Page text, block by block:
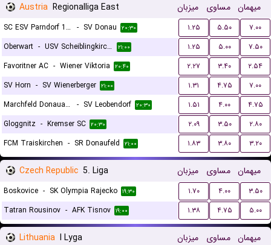
Austria Regionalliga East میزبان مساوی میهمان
SC ESV Parndorf 1919 - SV Donau ۲۰:۳۰ ۱.۲۵ ۵.۵۰
۷.۰۰
Oberwart - USV Scheiblingkirchen ۲۱:۰۰ ۱.۲۵ ۵.۰۰
۷.۵۰
Favoritner AC - Wiener Viktoria ۲۰:۴۰ ۲.۲۷ ۳.۴۰
۲.۵۴
SV Horn - SV Wienerberger ۲۱:۰۰ ۱.۳۱ ۴.۷۵
۷.۰۰
Marchfeld Donauauen
- SV Leobendorf ۲۰:۳۰ ۱.۵۱ ۴.۰۰
۴.۷۵
Gloggnitz - Kremser SC ۲۰:۳۰ ۲.۰۹ ۳.۵۰
۲.۸۰
FCM Traiskirchen - SR Donaufeld ۲۱:۰۰ ۱.۸۳ ۳.۸۰ ۳.۲۰
Czech Republic 5. Liga میزبان مساوی میهمان
Boskovice - SK Olympia Rajecko ۱۹:۳۰ ۱.۷۰ ۴.۰۰
۳.۵۰
Tatran Rousinov - AFK Tisnov ۱۹:۰۰ ۱.۳۸ ۴.۷۵ ۵.۰۰
Lithuania I Lyga میزبان مساوی میهمان